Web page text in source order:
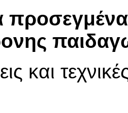
και